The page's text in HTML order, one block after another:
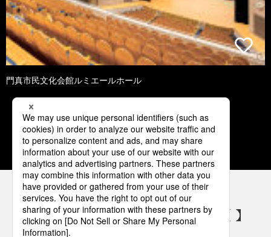
門真市民文化会館ルミエールホール
1 2 3 4 5
パナソニックの電気設備 SNSアカウント